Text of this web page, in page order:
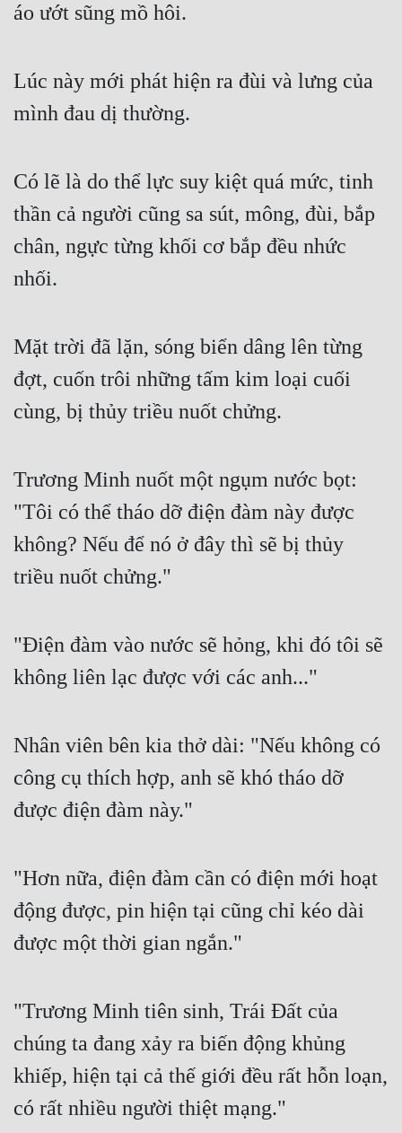
áo ướt sũng mồ hôi.
Lúc này mới phát hiện ra đùi và lưng của
mình đau dị thường.
Có lẽ là do thể lực suy kiệt quá mức, tinh
thần cả người cũng sa sút, mông, đùi, bắp
chân, ngực từng khối cơ bắp đều nhức
nhối.
Mặt trời đã lặn, sóng biển dâng lên từng
đợt, cuốn trôi những tấm kim loại cuối
cùng, bị thủy triều nuốt chửng.
Trương Minh nuốt một ngụm nước bọt:
"Tôi có thể tháo dỡ điện đàm này được
không? Nếu để nó ở đây thì sẽ bị thủy
triều nuốt chửng."
"Điện đàm vào nước sẽ hỏng, khi đó tôi sẽ
không liên lạc được với các anh..."
Nhân viên bên kia thở dài: "Nếu không có
công cụ thích hợp, anh sẽ khó tháo dỡ
được điện đàm này."
"Hơn nữa, điện đàm cần có điện mới hoạt
động được, pin hiện tại cũng chỉ kéo dài
được một thời gian ngắn."
"Trương Minh tiên sinh, Trái Đất của
chúng ta đang xảy ra biến động khủng
khiếp, hiện tại cả thế giới đều rất hỗn loạn,
có rất nhiều người thiệt mạng."